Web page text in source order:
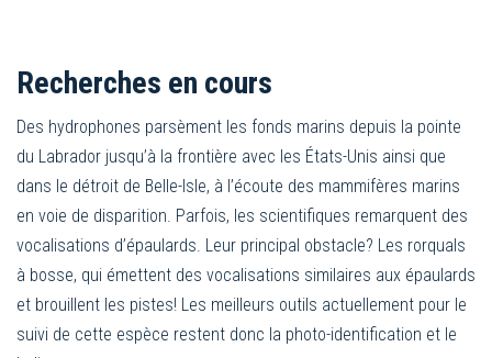
Recherches en cours
Des hydrophones parsèment les fonds marins depuis la pointe
du Labrador jusqu’à la frontière avec les États-Unis ainsi que
dans le détroit de Belle-Isle, à l’écoute des mammifères marins
en voie de disparition. Parfois, les scientifiques remarquent des
vocalisations d’épaulards. Leur principal obstacle? Les rorquals
à bosse, qui émettent des vocalisations similaires aux épaulards
et brouillent les pistes! Les meilleurs outils actuellement pour le
suivi de cette espèce restent donc la photo-identification et le